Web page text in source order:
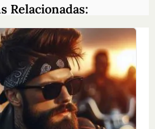
Relacionadas: